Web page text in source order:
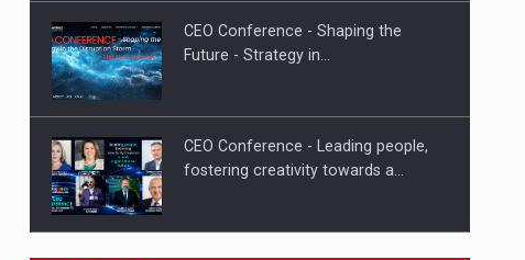
CEO Conference - Shaping the
Future - Strategy in…
CEO Conference - Leading people,
fostering creativity towards a…